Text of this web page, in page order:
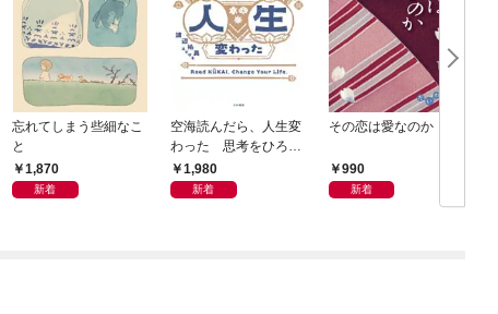
忘れてしまう些細なこ
と
1,870
新着
空海読んだら、人生変
わった 思考をひろげ
る仏教入門
1,980
新着
その恋は愛なのか
990
新着